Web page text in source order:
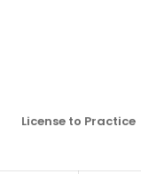
License to Practice